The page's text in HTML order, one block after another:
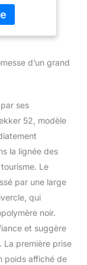
d’un grand
ses
52, modèle
la lignée des
Le
par une large
qui
noir.
et suggère
La première prise
poids affiché de